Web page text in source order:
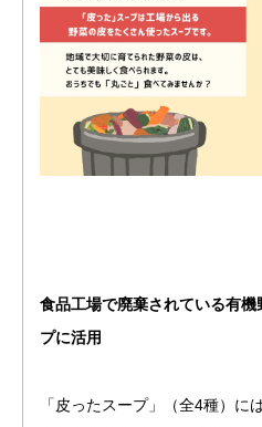
食品工場で廃棄されている有
プに活用
「皮ったスープ」（全4種）に